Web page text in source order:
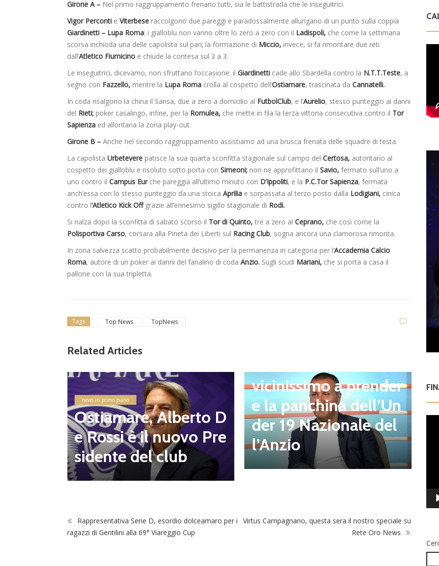
Girone A – Nel primo raggruppamento frenano tutti, sia le battistrada che le inseguitrici.
Vigor Perconti e Viterbese raccolgono due pareggi e paradossalmente allungano di un punto sulla coppia
Giardinetti – Lupa Roma: i gialloblu non vanno oltre lo zero a zero con il Ladispoli, che come la settimana
scorsa inchioda una delle capolista sul pari; la formazione di Miccio, invece, si fa rimontare due reti
dall’Atletico Fiumicino e chiude la contesa sul 3 a 3.
Le inseguitrici, dicevamo, non sfruttano l’occasione: il Giardinetti cade allo Sbardella contro la N.T.T.Teste, a
segno con Fazzello, mentre la Lupa Roma crolla al cospetto dell’Ostiamare, trascinata da Cannatelli.
In coda risalgono la china il Sansa, due a zero a domicilio al FutbolClub, e l’Aurelio, stesso punteggio ai danni
del Rieti; poker casalingo, infine, per la Romulea, che mette in fila la terza vittoria consecutiva contro il Tor
Sapienza ed allontana la zona play-out.
Girone B – Anche nel secondo raggruppamento assistiamo ad una brusca frenata delle squadre di testa.
La capolista Urbetevere patisce la sua quarta sconfitta stagionale sul campo del Certosa, autoritario al
cospetto dei gialloblu e risoluto sotto porta con Simeoni; non ne approfittano il Savio, fermato sull’uno a
uno contro il Campus Eurche pareggia all’ultimo minuto con D’Ippoliti, e la P.C.Tor Sapienza, fermata
anch’essa con lo stesso punteggio da una stoica Aprilia e sorpassata al terzo posto dalla Lodigiani, cinica
contro l‘Atletico Kick Offgrazie all’ennesimo sigillo stagionale di Rodi.
Si rialza dopo la sconfitta di sabato scorso il Tor di Quinto, tre a zero al Ceprano, che così come la
Polisportiva Carso, corsara alla Pineta dei Liberti sul Racing Club, sogna ancora una clamorosa rimonta.
In zona salvezza scatto probabilmente decisivo per la permanenza in categoria per l’Accademia Calcio
Roma, autore di un poker ai danni del fanalino di coda Anzio. Sugli scudi Mariani, che si porta a casa il
pallone con la sua tripletta.
Tags Top News TopNews
Related Articles
news in primo piano
Ostiamare, Alberto D
e Rossi è il nuovo Pre
sidente del club
vicinissimo a prender
e la panchina dell’Un
der 19 Nazionale del
l’Anzio
Rappresentativa Serie D, esordio dolceamaro per i
ragazzi di Gentilini alla 69° Viareggio Cup
Virtus Campagnano, questa sera il nostro speciale su
Rete Oro News